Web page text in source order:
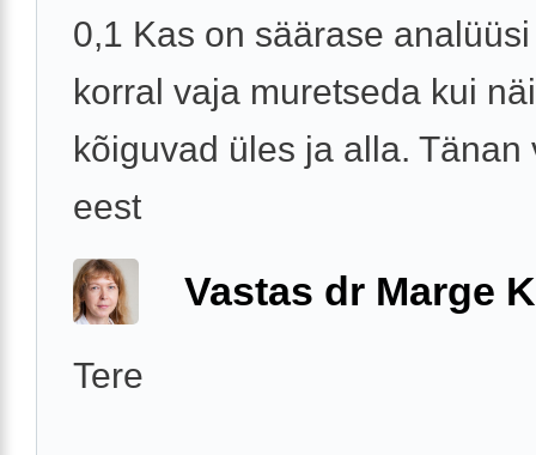
0,1 Kas on säärase
korral vaja muretseda kui
kõiguvad üles ja alla. Tänan
eest
Vastas dr Marge
Tere